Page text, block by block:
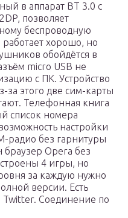
в аппарат BT 3.0 с
позволяет
беспроводную
хорошо, но
обойдётся в
micro USB не
с ПК. Устройство
за этого две сим-карты
Телефонная книга
список номера
настройки
радио без гарнитуры
браузер Opera без
4 игры, но
за каждую нужно
версии. Есть
Соединение по